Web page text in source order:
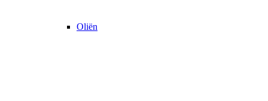
Oliën